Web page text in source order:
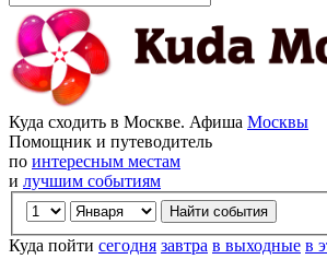
Куда сходить в Москве. Афиша Москвы
Помощник и путеводитель
по интересным местам
и лучшим событиям
Куда пойти сегодня завтра в выходные в